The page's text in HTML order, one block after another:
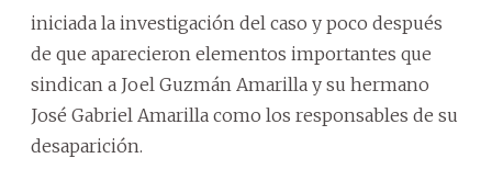
iniciada la investigación del caso y poco después
de que aparecieron elementos importantes que
sindican a Joel Guzmán Amarilla y su hermano
José Gabriel Amarilla como los responsables de su
desaparición.